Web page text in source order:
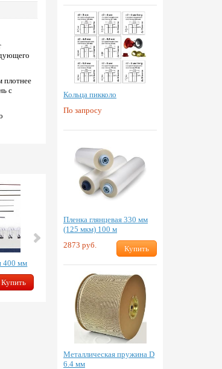
плотнее
с
400 мм
Купить
Календарные петли 450 мм
Купить
Кольца пикколо
По запросу
Пленка глянцевая 330 мм
(125 мкм) 100 м
2873 руб.
Купить
Металлическая пружина D
6.4 мм